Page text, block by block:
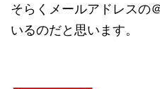
そらくメールアドレスの
いるのだと思います。